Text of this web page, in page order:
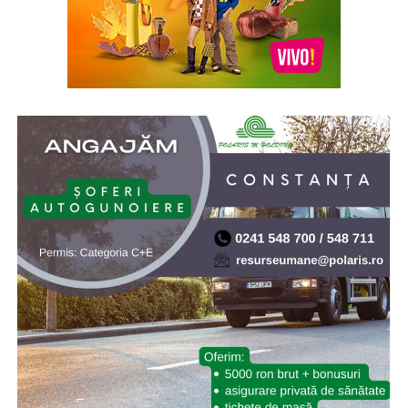
* Acum 21 de ani (2005), prin Hotărârea de Guvern nr.
902/2005, s-a aprobat înfiinţarea Institutului Naţional
pentru Studierea Holocaustului din România „Elie
Wiesel”. Elie (Eliezer) Wiesel (1928-2016) a fost evreu-
Holocaustului, scriitor, profesor, filozof, ziarist, eseist și
un activist în drepturile omului. Inaugurarea a avut loc
la 10.X.2005, cu ocazia celei de-a doua comemorări a
„Zilei Holocaustului din România”
* Cu 19 ani în urmă (2007) NASA a lansat sonda Phoenix
Mars Lander, care ulterior a găsit dovezi ale existenței
apei pe planeta Marte. Phoenix Mars Lander, pe scurt
Phoenix, este o navă-robot dedicată continuării misiunii
explorării spațiului, având ca țintă continuarea
explorării planetei Marte a sistemului nostru solar.
Misiunea Phoenix a fost lansată cu succes pe 4 august
2007 și a amartizat în ziua de 25 mai 2008. Programul ar